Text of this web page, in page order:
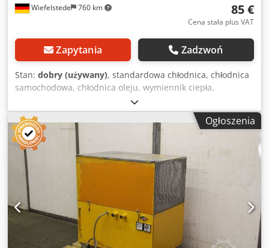
Wiefelstede 760 km 85 €
Cena stała plus VAT
Zapytania Zadzwoń
Stan: dobry (używany), standardowa chłodnica, chłodnica
samochodowa, chłodnica oleju, wymiennik ciepła,
chłodnica oleju hydraulicznego, chłodnica silnika,
chłodnica wody, standardowa chłodnica Dcedsmhmxuspfx
Abtjk -Producent: Nissens, chłodniejsza obudowa
aluminiowa -Typ: niestety brak oznaczenia typu - Ilość: 2x
dostępne chłodziarki -Cena: za sztukę -Wymiary:
675/110/H285 mm / 700/110/H290 mm -Waga: 7,5 kg / 7,7
Ogłoszenia